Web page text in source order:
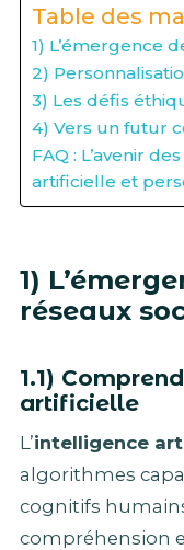
Table des
1) L’émergence
2)
3) Les défis
4) Vers un futur
FAQ : L’avenir
artificielle et
1)
réseaux
1.1)
artificielle
L’intelligence
algorithmes
cognitifs
compréhension